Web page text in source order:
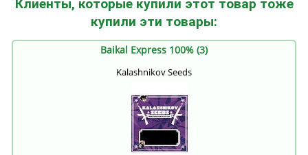
Клиенты, которые купили этот товар тоже
купили эти товары:
Baikal Express 100% (3)
Kalashnikov Seeds